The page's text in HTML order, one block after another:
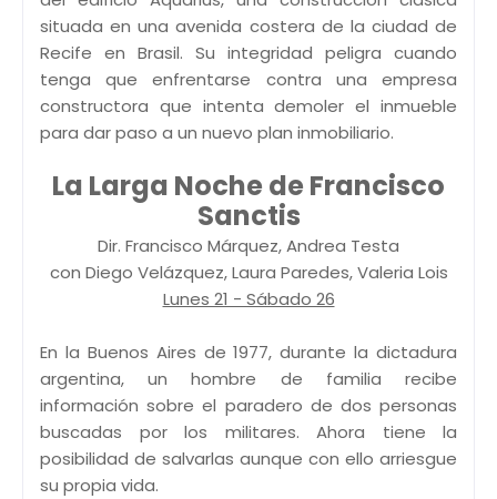
situada en una avenida costera de la ciudad de
Recife en Brasil. Su integridad peligra cuando
tenga que enfrentarse contra una empresa
constructora que intenta demoler el inmueble
para dar paso a un nuevo plan inmobiliario.
La Larga Noche de Francisco
Sanctis
Dir. Francisco Márquez, Andrea Testa
con Diego Velázquez, Laura Paredes, Valeria Lois
Lunes 21 - Sábado 26
En la Buenos Aires de 1977, durante la dictadura
argentina, un hombre de familia recibe
información sobre el paradero de dos personas
buscadas por los militares. Ahora tiene la
posibilidad de salvarlas aunque con ello arriesgue
su propia vida.